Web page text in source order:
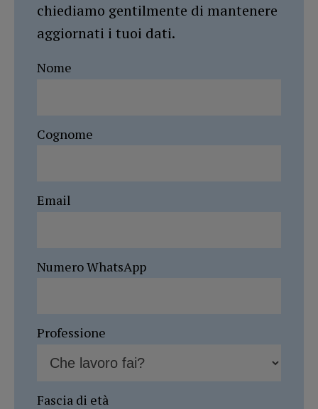
chiediamo gentilmente di mantenere
aggiornati i tuoi dati.
Nome
Cognome
Email
Numero WhatsApp
Professione
Fascia di età